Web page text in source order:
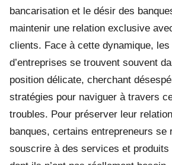
bancarisation et le désir des
maintenir une relation exclusive
clients. Face à cette dynamique, les
d’entreprises se trouvent souvent
position délicate, cherchant
stratégies pour naviguer à travers
troubles. Pour préserver leur
banques, certains entrepreneurs se
souscrire à des services et produits